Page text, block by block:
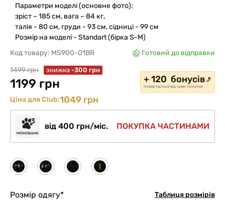
Параметри моделі (основне фото):
зріст – 185 см, вага – 84 кг,
талія - 80 см, груди - 93 см, сідниці - 99 см
Розмір на моделі - Standart (бірка S-M)
Код товару: MS900-01BR
Готовий до відправки
1499 грн
знижка -300 грн
1199 грн + 120 бонусів
повертається від суми покупки
Ціна для Club:1049 грн
від 400 грн/міс. ПОКУПКА ЧАСТИНАМИ
Таблиця розмірів
Розмір одягу*